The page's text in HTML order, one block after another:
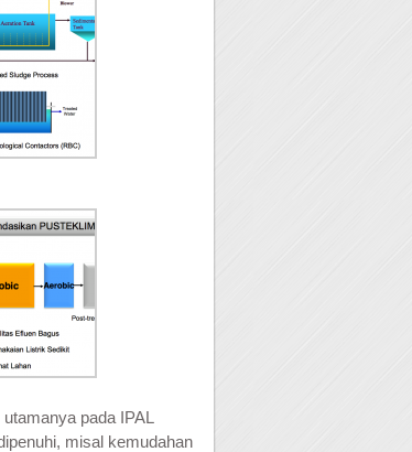
pada IPAL
misal kemudahan